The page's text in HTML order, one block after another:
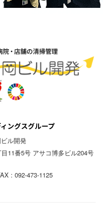
ル開発
11番5号 アサコ博多ビル204号
: 092-473-1125